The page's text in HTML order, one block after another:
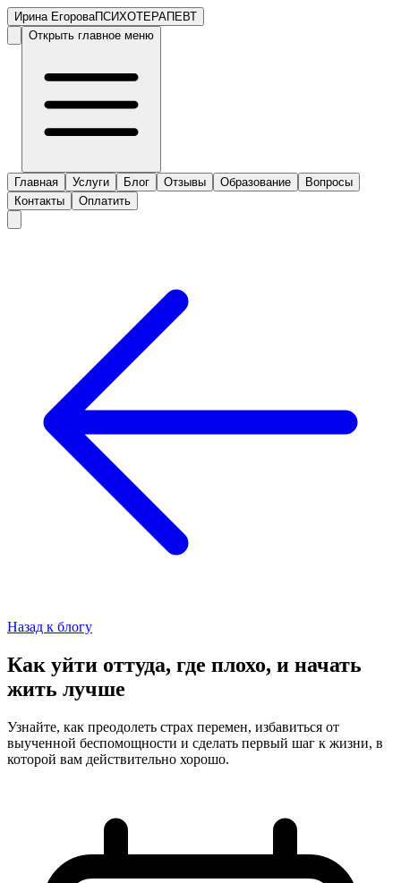
Ирина ЕгороваПСИХОТЕРАПЕВТ
Открыть главное меню
Главная Услуги Блог Отзывы Образование
Вопросы
Контакты
Оплатить
Назад к блогу
Как уйти оттуда, где плохо, и начать
жить лучше
Узнайте, как преодолеть страх перемен, избавиться от
выученной беспомощности и сделать первый шаг к жизни, в
которой вам действительно хорошо.